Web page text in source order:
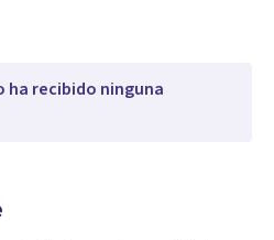
ha recibido ninguna